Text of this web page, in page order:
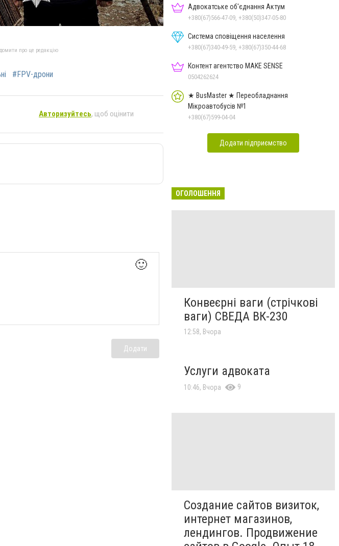
про це редакцію
#FPV-дрони
Авторизуйтесь, щоб оцінити
🙂
Додати
Адвокатське об'єднання Актум
+380(67)566-47-09, +380(50)347-05-80
Система сповіщення населення
+380(67)340-49-59, +380(67)350-44-68
Контент агентство MAKE SENSE
0504262624
★ BusMaster ★ Переобладнання
Мікроавтобусів №1
+380(67)599-04-04
Додати підприємство
ОГОЛОШЕННЯ
Конвеєрні ваги (стрічкові
ваги) СВЕДА ВК-230
12:58, Вчора
Услуги адвоката
10:46, Вчора 9
Создание сайтов визиток,
интернет магазинов,
лендингов. Продвижение